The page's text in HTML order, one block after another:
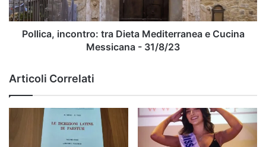
Messicana
-
31/8/23
Pollica, incontro: tra Dieta Mediterranea e Cucina
Messicana - 31/8/23
Articoli Correlati